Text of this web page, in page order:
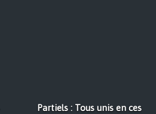
Partiels : Tous unis en ces